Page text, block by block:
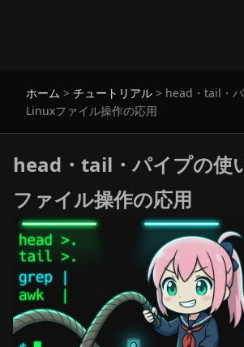
ホーム > チュートリアル > head・tail・
Linuxファイル操作の応用
head・tail・パイプの使
ファイル操作の応用